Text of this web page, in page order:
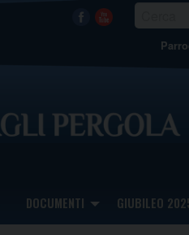
Facebook
Youtube
DOCUMENTI GIUBILEO